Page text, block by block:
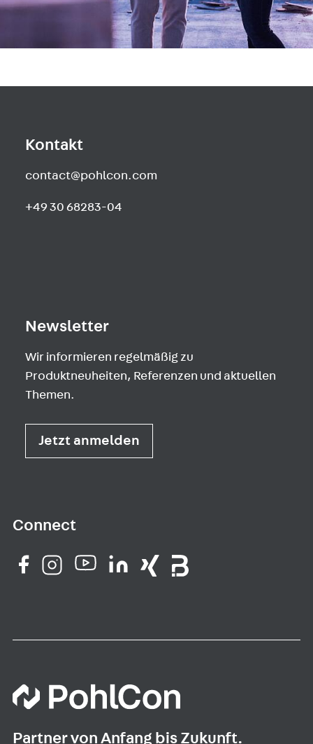
Kontakt
contact@pohlcon.com
+49 30 68283-04
Newsletter
Wir informieren regelmäßig zu
Produktneuheiten, Referenzen und aktuellen
Themen.
Jetzt anmelden
Connect
Partner von Anfang bis Zukunft.